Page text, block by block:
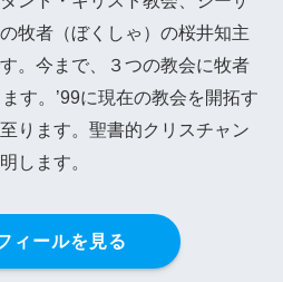
牧者（ぼくしゃ）の桜井知主
。今まで、３つの教会に牧者
す。’99に現在の教会を開拓す
ります。聖書的クリスチャン
します。
ィールを見る